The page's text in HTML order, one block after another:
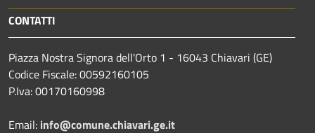
CONTATTI
Piazza Nostra Signora dell'Orto 1 - 16043 Chiavari (GE)
Codice Fiscale: 00592160105
P.Iva: 00170160998
Email: info@comune.chiavari.ge.it